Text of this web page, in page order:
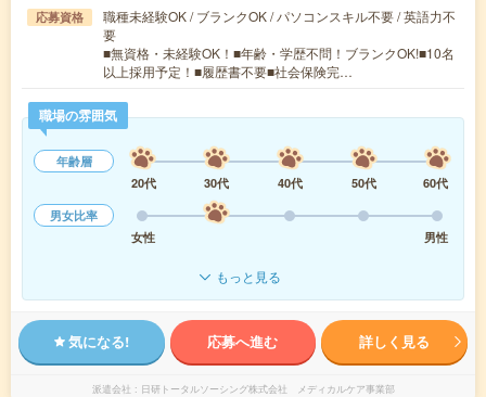
応募資格
職種未経験OK / ブランクOK / パソコンスキル不要 / 英語力不
要
■無資格・未経験OK！■年齢・学歴不問！ブランクOK!■10名
以上採用予定！■履歴書不要■社会保険完…
職場の雰囲気
年齢層
20代
30代 40代 50代
60代
男女比率
女性
男性
もっと見る
気になる! 応募へ進む 詳しく見る
派遣会社 日研トータルソーシング株式会社 メディカルケア事業部